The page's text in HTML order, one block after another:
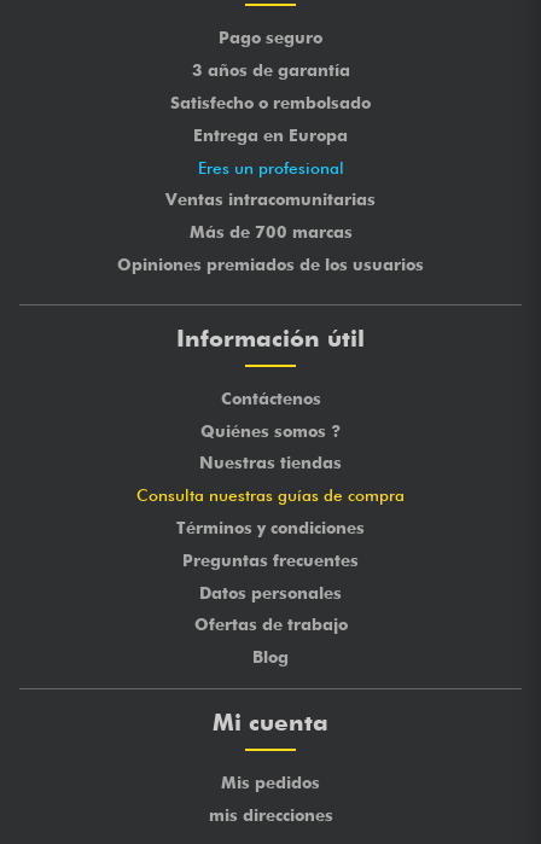
Pago seguro
3 años de garantía
Satisfecho o rembolsado
Entrega en Europa
Eres un profesional
Ventas intracomunitarias
Más de 700 marcas
Opiniones premiados de los usuarios
Información útil
Contáctenos
Quiénes somos ?
Nuestras tiendas
Consulta nuestras guías de compra
Términos y condiciones
Preguntas frecuentes
Datos personales
Ofertas de trabajo
Blog
Mi cuenta
Mis pedidos
mis direcciones